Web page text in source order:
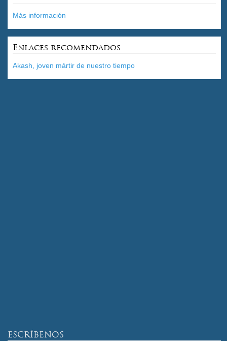
Más información
Enlaces recomendados
Akash, joven mártir de nuestro tiempo
ESCRÍBENOS